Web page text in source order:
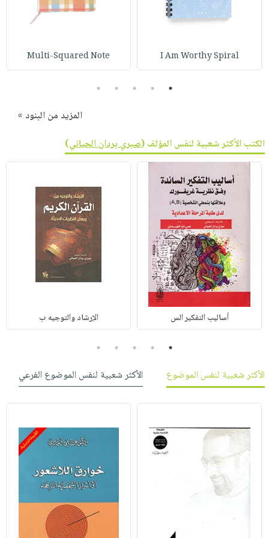
صابون
أطفال
فيديوهات
طرحها
كتابك
تواصل
نشرةI Am Worthy Spiral
Multi-Squared Note
1
2
3
4
5
المزيد من البنود »
الكتب الأكثر شعبية لنفس المؤلف (صبري بردان الحياني)
أساليب التفكير الس الإرشاد والتوجيه ب
1
2
3
4
5
الأكثر شعبية لنفس الموضوع
الأكثر شعبية لنفس الموضوع الفرعي